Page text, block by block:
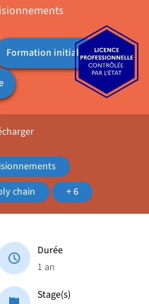
Formation initiale
chain + 6
Durée
1 an
Stage(s)